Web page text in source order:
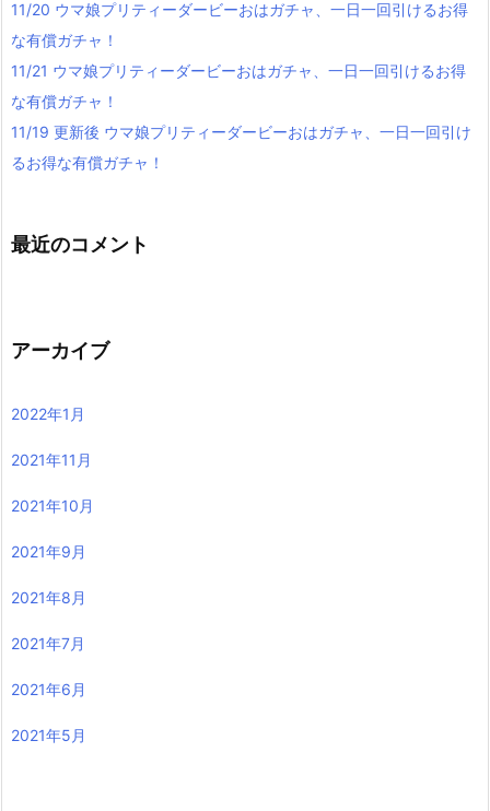
11/20 ウマ娘プリティーダービーおはガチャ、一日一回引けるお得
な有償ガチャ！
11/21 ウマ娘プリティーダービーおはガチャ、一日一回引けるお得
な有償ガチャ！
11/19 更新後 ウマ娘プリティーダービーおはガチャ、一日一回引け
るお得な有償ガチャ！
最近のコメント
アーカイブ
2022年1月
2021年11月
2021年10月
2021年9月
2021年8月
2021年7月
2021年6月
2021年5月